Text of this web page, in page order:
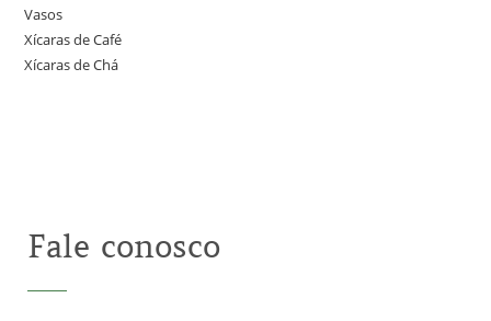
Vasos
Xícaras de Café
Xícaras de Chá
Fale conosco